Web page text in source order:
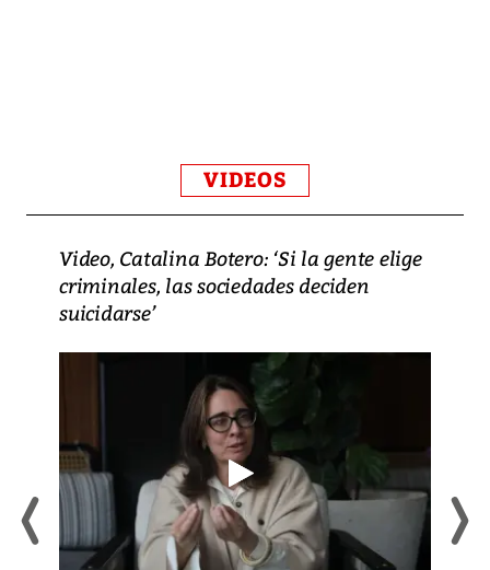
VIDEOS
Video, Catalina Botero: ‘Si la gente elige
criminales, las sociedades deciden
suicidarse’